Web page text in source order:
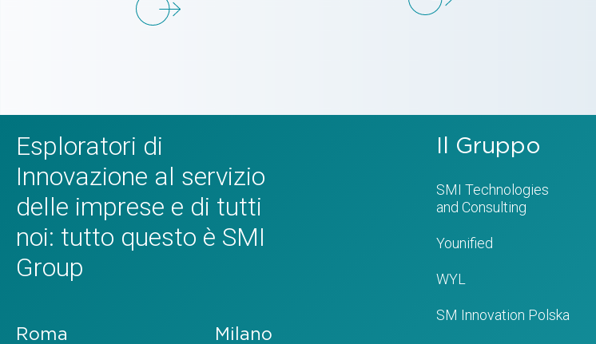
Esploratori di
Innovazione al servizio
delle imprese e di tutti
noi: tutto questo è SMI
Group
Roma
Milano
Il Gruppo
SMI Technologies
and Consulting
Younified
WYL
SM Innovation Polska